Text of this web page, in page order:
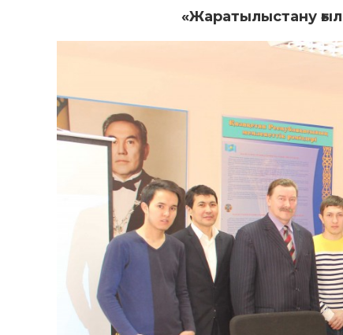
«Жаратылыстану